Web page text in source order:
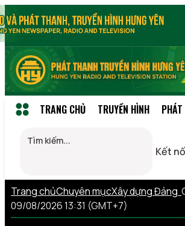
TRANG CHỦ TRUYỀN HÌNH
Kết
Trang chủChuyên mụcXây dựng Đảng
09/08/2026 13:31 (GMT+7)